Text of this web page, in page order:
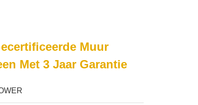
Muur
Met 3 Jaar Garantie